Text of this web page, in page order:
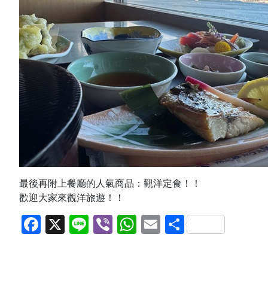
最後再附上餐廳的人氣商品：觀洋定食！！
歡迎大家來觀洋旅遊！！
Facebook
X LineViberWhatsApp
Email
共